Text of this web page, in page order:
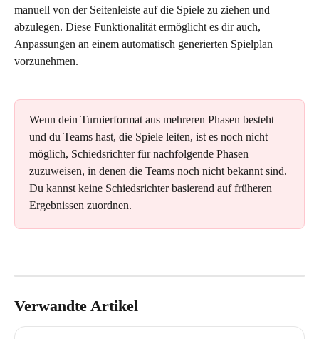
manuell von der Seitenleiste auf die Spiele zu ziehen und
abzulegen. Diese Funktionalität ermöglicht es dir auch,
Anpassungen an einem automatisch generierten Spielplan
vorzunehmen.
Wenn dein Turnierformat aus mehreren Phasen besteht
und du Teams hast, die Spiele leiten, ist es noch nicht
möglich, Schiedsrichter für nachfolgende Phasen
zuzuweisen, in denen die Teams noch nicht bekannt sind.
Du kannst keine Schiedsrichter basierend auf früheren
Ergebnissen zuordnen.
Verwandte Artikel